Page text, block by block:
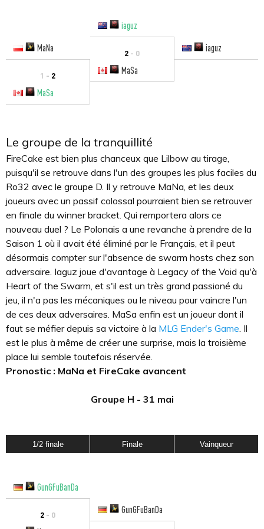
iaguz
MaNa
2 - 0 iaguz
1 - 2
MaSa
MaSa
Le groupe de la tranquillité
FireCake est bien plus chanceux que Lilbow au tirage,
puisqu'il se retrouve dans l'un des groupes les plus faciles du
Ro32 avec le groupe D. Il y retrouve MaNa, et les deux
joueurs avec un passif colossal pourraient bien se retrouver
en finale du winner bracket. Qui remportera alors ce
nouveau duel ? Le Polonais a une revanche à prendre de la
Saison 1 où il avait été éliminé par le Français, et il peut
désormais compter sur l'absence de swarm hosts chez son
adversaire. Iaguz joue d'avantage à Legacy of the Void qu'à
Heart of the Swarm, et s'il est un très grand passioné du
jeu, il n'a pas les mécaniques ou le niveau pour vaincre l'un
de ces deux adversaires. MaSa enfin est un joueur dont il
faut se méfier depuis sa victoire à la MLG Ender's Game. Il
est le plus à même de créer une surprise, mais la troisième
place lui semble toutefois réservée.
Pronostic : MaNa et FireCake avancent
Groupe H - 31 mai
1/2 finale Finale Vainqueur
GunGFuBanDa
2 - 0
GunGFuBanDa